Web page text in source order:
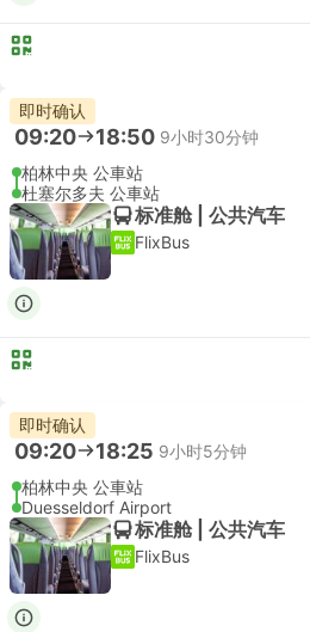
即时确认
09:20 18:50 9小时30分钟
柏林中央 公車站
杜塞尔多夫 公車站
标准舱 | 公共汽车
FlixBus
即时确认
09:20 18:25 9小时5分钟
柏林中央 公車站
Duesseldorf Airport
标准舱 | 公共汽车
FlixBus